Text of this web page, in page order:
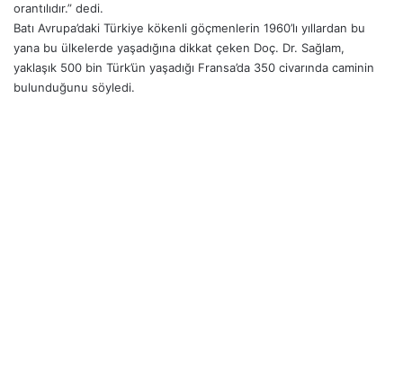
orantılıdır.” dedi.
Batı Avrupa’daki Türkiye kökenli göçmenlerin 1960’lı yıllardan bu
yana bu ülkelerde yaşadığına dikkat çeken Doç. Dr. Sağlam,
yaklaşık 500 bin Türk’ün yaşadığı Fransa’da 350 civarında caminin
bulunduğunu söyledi.